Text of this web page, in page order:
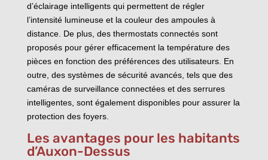
d’éclairage intelligents qui permettent de régler
l’intensité lumineuse et la couleur des ampoules à
distance. De plus, des thermostats connectés sont
proposés pour gérer efficacement la température des
pièces en fonction des préférences des utilisateurs. En
outre, des systèmes de sécurité avancés, tels que des
caméras de surveillance connectées et des serrures
intelligentes, sont également disponibles pour assurer la
protection des foyers.
Les avantages pour les habitants
d’Auxon-Dessus